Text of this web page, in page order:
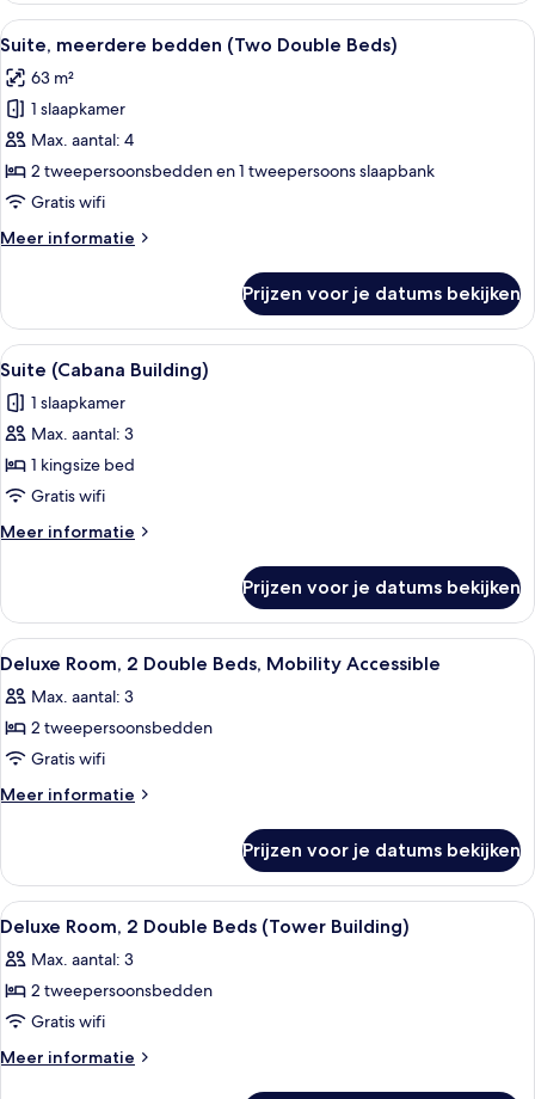
Suite)
Alle
foto's
voor
Suite,
meerdere
bedden
(Two
Beds)
Een hotelkamer met een houten
9
Suite, meerdere bedden (Two Double Beds)
63 m²
1 slaapkamer
Max. aantal: 4
2 tweepersoonsbedden en 1 tweepersoons slaapbank
Gratis wifi
Meer informatie
Meer
meerdere
bedden
(Two
Double
Beds)
Prijzen voor je datums bekijken
Alle
foto's
voor
Suite
(Cabana
Building)
laden
Een moderne woonkamer met een
8
Suite (Cabana Building)
1 slaapkamer
Max. aantal: 3
1 kingsize bed
Gratis wifi
Meer informatie
Meer
(Cabana
Building)
Prijzen voor je datums bekijken
Alle
foto's
voor
Deluxe
Room,
2
Mobility
Accessible
laden
Een hotelkamer met twee bedden,
5
Deluxe Room, 2 Double Beds, Mobility Accessible
Max. aantal: 3
2 tweepersoonsbedden
Gratis wifi
Meer informatie
Meer
Room,
Double
Mobility
Accessible
Prijzen voor je datums bekijken
Alle
foto's
voor
Deluxe
Room,
2
Een hotelkamer met een bed, een
3
Deluxe Room, 2 Double Beds (Tower Building)
Max. aantal: 3
2 tweepersoonsbedden
Gratis wifi
Meer informatie
Meer